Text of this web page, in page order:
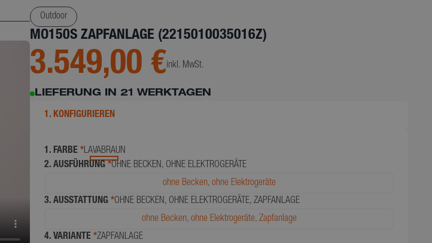
Outdoor
MO150S ZAPFANLAGE (2215010035016Z)
3.549,00 €inkl. MwSt.
LIEFERUNG IN 21 WERKTAGEN
1. KONFIGURIEREN
1. FARBE *LAVABRAUN
2. AUSFÜHRUNG *OHNE BECKEN, OHNE ELEKTROGERÄTE
ohne Becken, ohne Elektrogeräte
3. AUSSTATTUNG *OHNE BECKEN, OHNE ELEKTROGERÄTE, ZAPFANLAGE
ohne Becken, ohne Elektrogeräte, Zapfanlage
4. VARIANTE *ZAPFANLAGE